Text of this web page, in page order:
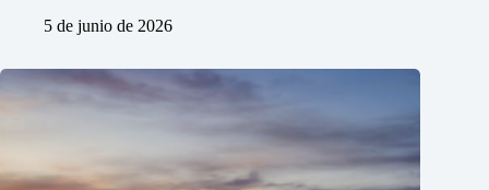
5 de junio de 2026